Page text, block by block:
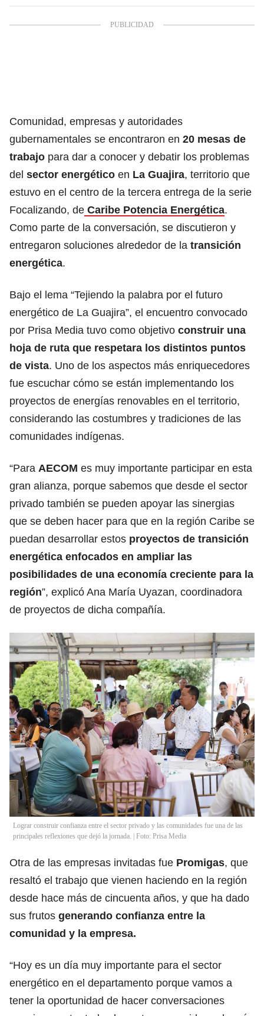
Comunidad, empresas y autoridades
gubernamentales se encontraron en 20 mesas de
trabajo para dar a conocer y debatir los problemas
del sector energético en La Guajira, territorio que
estuvo en el centro de la tercera entrega de la serie
Focalizando, de Caribe Potencia Energética.
Como parte de la conversación, se discutieron y
entregaron soluciones alrededor de la transición
energética.
Bajo el lema “Tejiendo la palabra por el futuro
energético de La Guajira”, el encuentro convocado
por Prisa Media tuvo como objetivo construir una
hoja de ruta que respetara los distintos puntos
de vista. Uno de los aspectos más enriquecedores
fue escuchar cómo se están implementando los
proyectos de energías renovables en el territorio,
considerando las costumbres y tradiciones de las
comunidades indígenas.
“Para AECOM es muy importante participar en esta
gran alianza, porque sabemos que desde el sector
privado también se pueden apoyar las sinergias
que se deben hacer para que en la región Caribe se
puedan desarrollar estos proyectos de transición
energética enfocados en ampliar las
posibilidades de una economía creciente para la
región”, explicó Ana María Uyazan, coordinadora
de proyectos de dicha compañía.
Lograr construir confianza entre el sector privado y las comunidades fue una de las
principales reflexiones que dejó la jornada. | Foto: Prisa Media
Otra de las empresas invitadas fue Promigas, que
resaltó el trabajo que vienen haciendo en la región
desde hace más de cincuenta años, y que ha dado
sus frutos generando confianza entre la
comunidad y la empresa.
“Hoy es un día muy importante para el sector
energético en el departamento porque vamos a
tener la oportunidad de hacer conversaciones